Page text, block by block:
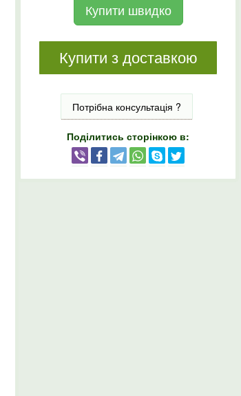
Купити швидко
Купити з доставкою
Потрібна консультація ?
Поділитись сторінкою в: